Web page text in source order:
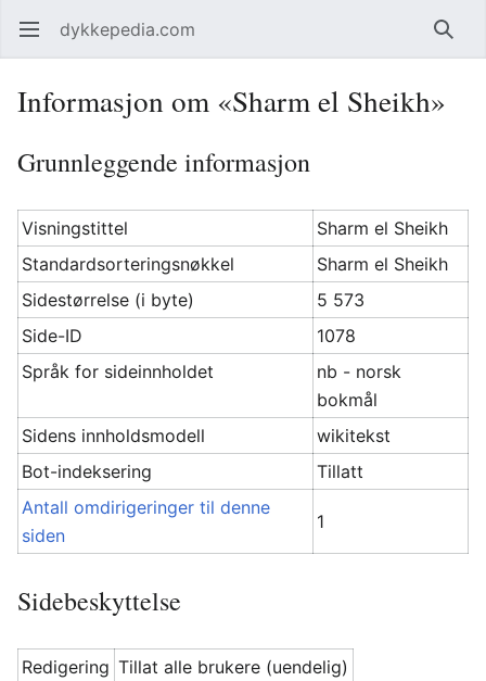
Åpne hovedmenyen dykkepedia.com Søk
Informasjon om «Sharm el Sheikh»
Grunnleggende informasjon
Visningstittel
Sharm el Sheikh
Standardsorteringsnøkkel
Sharm el Sheikh
Sidestørrelse (i byte)
5 573
Side-ID
1078
Språk for sideinnholdet
nb - norsk
bokmål
Sidens innholdsmodell
wikitekst
Bot-indeksering
Tillatt
Antall omdirigeringer til denne
siden
1
Sidebeskyttelse
Redigering Tillat alle brukere (uendelig)